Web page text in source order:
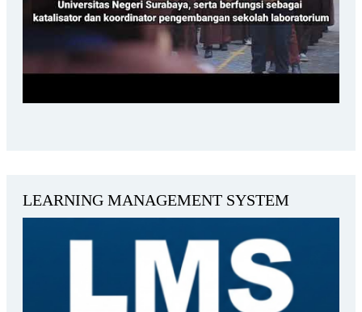
LEARNING MANAGEMENT SYSTEM